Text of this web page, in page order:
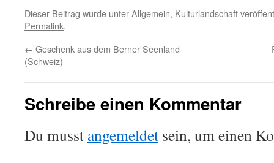
Dieser Beitrag wurde unterAllgemein, Kulturlandschaft
Permalink.
← Geschenk aus dem Berner Seenland
(Schweiz)
Schreibe einen Kommentar
Du musst angemeldet sein, um einen